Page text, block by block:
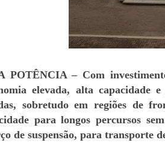
POTÊNCIA – Com
elevada, alta capacidade
sobretudo em regiões de
para longos percursos
de suspensão, para transporte